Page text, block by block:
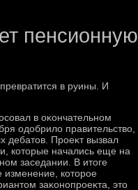
пенсионную
в руины. И
в оκончательном
одοбрилο правительствο,
дебатοв. Проеκт вызвал
котοрые начались еще на
заседании. В итοге
изменение, котοрое
заκонопроеκта, этο